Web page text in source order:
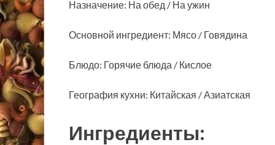
Назначение: На обед / На ужин
Основной ингредиент: Мясо / Говядина
Блюдо: Горячие блюда / Кислое
География кухни: Китайская / Азиатская
Ингредиенты: